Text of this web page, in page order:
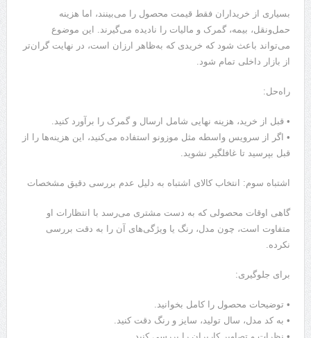
بسیاری از خریداران فقط قیمت محصول را می‌بینند، اما هزینه
حمل‌ونقل، بیمه، گمرک و مالیات را نادیده می‌گیرند. این موضوع
می‌تواند باعث شود که خریدی که به‌ظاهر ارزان است، در نهایت گران‌تر
از بازار داخلی تمام شود.
راه‌حل:
• قبل از خرید، هزینه نهایی شامل ارسال و گمرک را برآورد کنید.
• اگر از سرویس واسطه مثل موزونو استفاده می‌کنید، این هزینه‌ها را از
قبل بپرسید تا غافلگیر نشوید.
اشتباه سوم: انتخاب کالای اشتباه به دلیل عدم بررسی دقیق مشخصات
گاهی اوقات محصولی که به دست مشتری می‌رسد با انتظارات او
متفاوت است، چون مدل، رنگ یا ویژگی‌های آن را به دقت بررسی
نکرده.
برای جلوگیری:
• توضیحات محصول را کامل بخوانید.
• به کد مدل، سال تولید، سایز و رنگ دقت کنید.